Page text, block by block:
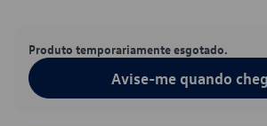
Produto temporariamente esgotado.
Avise-me quando